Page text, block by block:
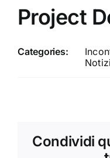
Project
Categories:
Condividi